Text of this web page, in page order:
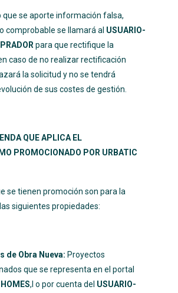
que se aporte información falsa,
comprobable se llamará al USUARIO-
para que rectifique la
caso de no realizar rectificación
la solicitud y no se tendrá
de sus costes de gestión.
QUE APLICA EL
PROMOCIONADO POR URBATIC
se tienen promoción son para la
siguientes propiedades:
de Obra Nueva: Proyectos
que se representa en el portal
,l o por cuenta del USUARIO-